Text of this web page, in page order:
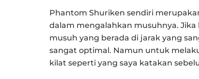
Phantom Shuriken sendiri
dalam mengalahkan musuhnya.
musuh yang berada di jarak yang
sangat optimal. Namun untuk
kilat seperti yang saya katakan